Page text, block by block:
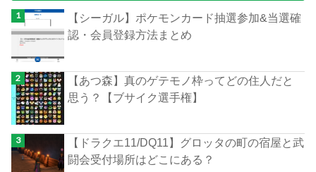
【シーガル】ポケモンカード抽選参加&当選確
認・会員登録方法まとめ
【あつ森】真のゲテモノ枠ってどの住人だと
思う？【ブサイク選手権】
【ドラクエ11/DQ11】グロッタの町の宿屋と武
闘会受付場所はどこにある？